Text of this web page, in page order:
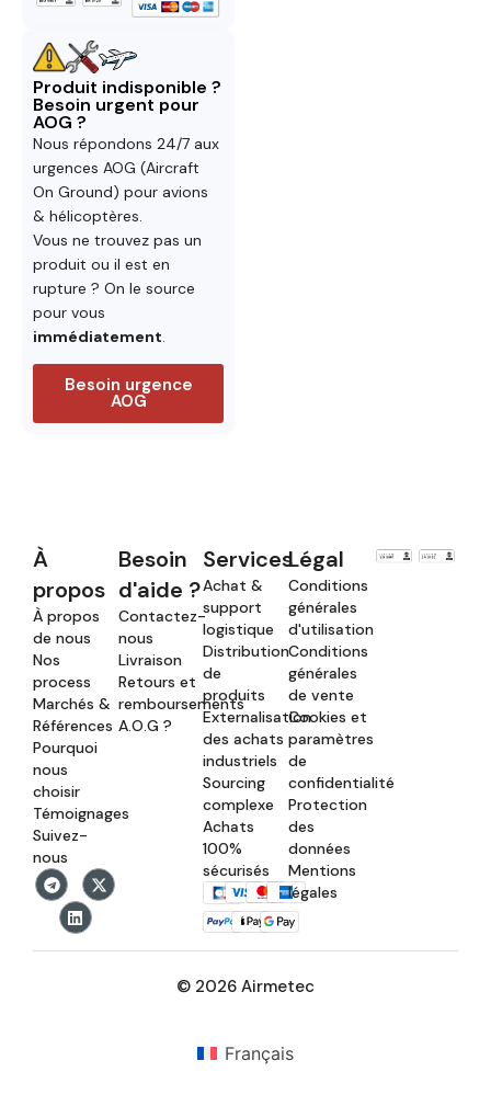
Produit indisponible ?
Besoin urgent pour
AOG ?
Nous répondons 24/7 aux
urgences AOG (Aircraft
On Ground) pour avions
& hélicoptères.
Vous ne trouvez pas un
produit ou il est en
rupture ? On le source
pour vous
immédiatement.
Besoin urgence
AOG
À
propos
À propos
de nous
Nos
process
Marchés &
Références
Pourquoi
nous
choisir
Témoignages
Suivez-
nous
Besoin
d'aide ?
Contactez-
nous
Livraison
Retours et
remboursements
A.O.G ?
Services
Achat &
support
logistique
Distribution
de
produits
Externalisation
des achats
industriels
Sourcing
complexe
Achats
100%
sécurisés
Légal
Conditions
générales
d'utilisation
Conditions
générales
de vente
Cookies et
paramètres
de
confidentialité
Protection
des
données
Mentions
légales
© 2026 Airmetec
Français